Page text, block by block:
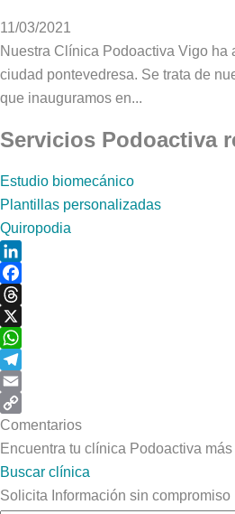
11/03/2021
Nuestra Clínica Podoactiva Vigo ha
ciudad pontevedresa. Se trata de
que inauguramos en...
Servicios Podoactiva
Estudio biomecánico
Plantillas personalizadas
Quiropodia
LinkedIn
Facebook
Threads
X
WhatsApp
Telegram
Email
Copy
Link
Comentarios
Encuentra tu clínica Podoactiva
Buscar clínica
Solicita Información sin compromiso